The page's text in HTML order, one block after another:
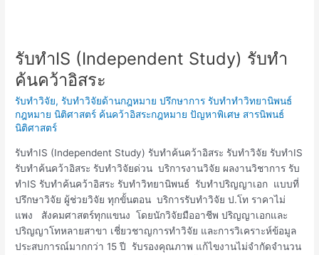
รับทำIS (Independent Study) รับทำ
ค้นคว้าอิสระ
รับทำวิจัย,รับทำวิจัยด้านกฎหมาย ปรึกษาการ รับทำทำวิทยานิพนธ์
กฎหมาย นิติศาสตร์ ค้นคว้าอิสระกฎหมาย ปัญหาพิเศษ สารนิพนธ์
นิติศาสตร์
รับทำIS (Independent Study) รับทำค้นคว้าอิสระ รับทำวิจัย รับทำIS
รับทำค้นคว้าอิสระ รับทำวิจัยด่วน บริการงานวิจัย ผลงานวิชาการ รับ
ทำIS รับทำค้นคว้าอิสระ รับทำวิทยานิพนธ์ รับทำปริญญาเอก แบบที่
ปรึกษาวิจัย ผู้ช่วยวิจัย ทุกขั้นตอน บริการรับทำวิจัย ป.โท ราคาไม่
แพง สังคมศาสตร์ทุกแขนง โดยนักวิจัยมืออาชีพ ปริญญาเอกและ
ปริญญาโทหลายสาขา เชี่ยวชาญการทำวิจัย และการวิเคราะห์ข้อมูล
ประสบการณ์มากกว่า 15 ปี รับรองคุณภาพ แก้ไขงานไม่จำกัดจำนวน
รับ
ทำIS
(Independent
Study)
รับ
ทำ
ค้นคว้า
อิสระ